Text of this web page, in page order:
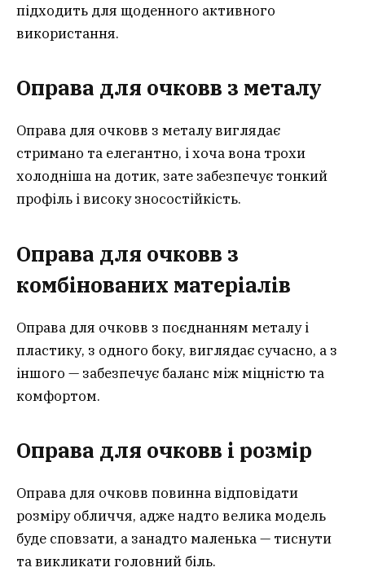
підходить для щоденного активного
використання.
Оправа для очковв з металу
Оправа для очковв з металу виглядає
стримано та елегантно, і хоча вона трохи
холодніша на дотик, зате забезпечує тонкий
профіль і високу зносостійкість.
Оправа для очковв з
комбінованих матеріалів
Оправа для очковв з поєднанням металу і
пластику, з одного боку, виглядає сучасно, а з
іншого — забезпечує баланс між міцністю та
комфортом.
Оправа для очковв і розмір
Оправа для очковв повинна відповідати
розміру обличчя, адже надто велика модель
буде сповзати, а занадто маленька — тиснути
та викликати головний біль.